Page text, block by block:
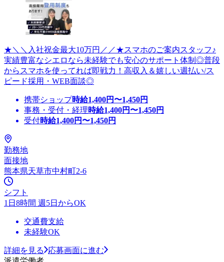
★＼＼入社祝金最大10万円／／★スマホのご案内スタッフ♪
実績豊富なシエロなら未経験でも安心のサポート体制◎普段
からスマホを使ってれば即戦力！高収入＆嬉しい週払い/ス
ピード採用・WEB面談◎
携帯ショップ時給1,400円〜1,450円
事務・受付・経理時給1,400円〜1,450円
受付時給1,400円〜1,450円
勤務地
面接地
熊本県天草市中村町2-6
シフト
1日8時間 週5日からOK
交通費支給
未経験OK
詳細を見る
応募画面に進む